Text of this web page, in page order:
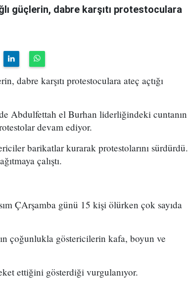
güçlerin, dabre karşıtı protestoculara
dabre karşıtı protestoculara ateç açtığı
Abdulfettah el Burhan liderliğindeki cuntanın
devam ediyor.
barikatlar kurarak protestolarını sürdürdü.
çalıştı.
ÇArşamba günü 15 kişi ölürken çok sayıda
çoğunlukla göstericilerin kafa, boyun ve
ettiğini gösterdiği vurgulanıyor.